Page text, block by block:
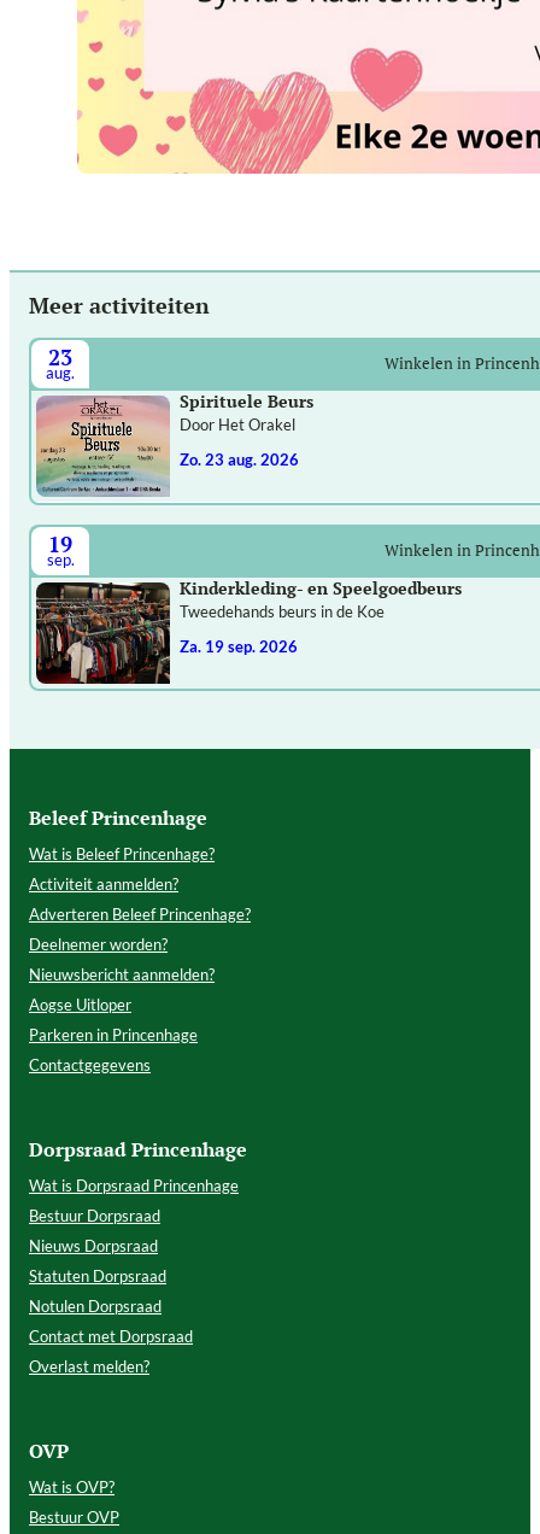
Meer activiteiten
23
aug. Winkelen in
Spirituele Beurs
Door Het Orakel
zo. 23 aug. 2026
19
sep. Winkelen in
Kinderkleding- en Speelgoedbeurs
Tweedehands beurs in de Koe
za. 19 sep. 2026
Beleef Princenhage
Wat is Beleef Princenhage?
Activiteit aanmelden?
Adverteren Beleef Princenhage?
Deelnemer worden?
Nieuwsbericht aanmelden?
Aogse Uitloper
Parkeren in Princenhage
Contactgegevens
Dorpsraad Princenhage
Wat is Dorpsraad Princenhage
Bestuur Dorpsraad
Nieuws Dorpsraad
Statuten Dorpsraad
Notulen Dorpsraad
Contact met Dorpsraad
Overlast melden?
OVP
Wat is OVP?
Bestuur OVP